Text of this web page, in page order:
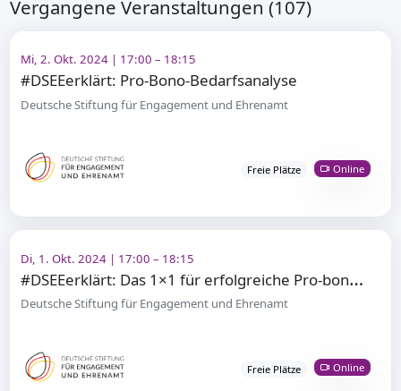
Vergangene Veranstaltungen (107)
Mi, 2. Okt. 2024 | 17:00 – 18:15
#DSEEerklärt: Pro-Bono-Bedarfsanalyse
Deutsche Stiftung für Engagement und Ehrenamt
Freie Plätze Online
Di, 1. Okt. 2024 | 17:00 – 18:15
#
DSEEerklärt: Das 1×1 für erfolgreiche Pro-bono-Projekte
Deutsche Stiftung für Engagement und Ehrenamt
Freie Plätze Online